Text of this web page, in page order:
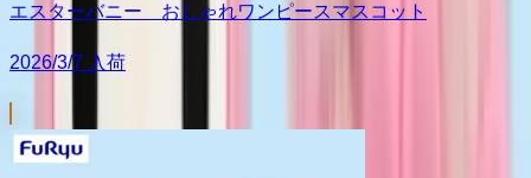
エスターバニー おしゃれワンピースマスコット
2026/3/7 入荷